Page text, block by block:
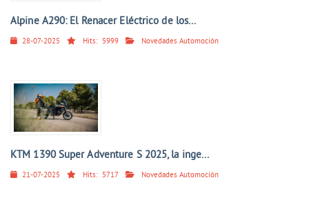
Alpine A290: El Renacer Eléctrico de los...
28-07-2025 Hits: 5999 Novedades Automoción
KTM 1390 Super Adventure S 2025, la inge...
21-07-2025 Hits: 5717 Novedades Automoción